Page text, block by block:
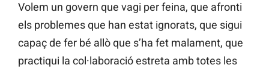
Volem un govern que vagi per feina, que afronti
els problemes que han estat ignorats, que sigui
capaç de fer bé allò que s’ha fet malament, que
practiqui la col·laboració estreta amb totes les